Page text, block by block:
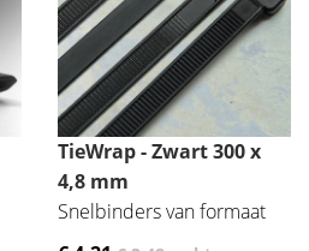
TieWrap - Zwart 300 x
4,8 mm
Snelbinders van formaat